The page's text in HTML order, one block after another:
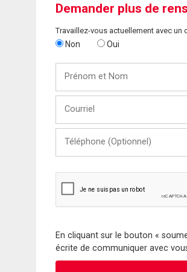
Demander plus de
Travaillez-vous actuellement avec un
Non Oui
Nom
(Optionnel)
En cliquant sur le bouton «
écrite de communiquer avec